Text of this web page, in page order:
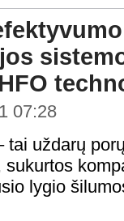
07:28
tai uždarų
lygio